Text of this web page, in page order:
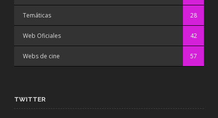
Temáticas 28
Web Oficiales 42
Webs de cine 57
TWITTER